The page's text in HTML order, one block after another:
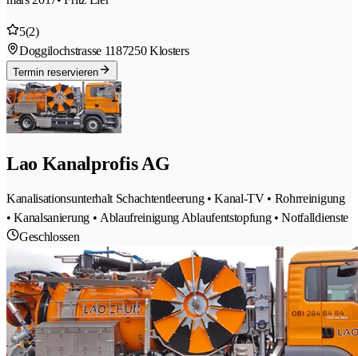
5(2)
Doggilochstrasse 1187250 Klosters
Termin reservieren
Lao Kanalprofis AG
Kanalisationsunterhalt Schachtentleerung • Kanal-TV • Rohrreinigung
• Kanalsanierung • Ablaufreinigung Ablaufentstopfung • Notfalldienste
Geschlossen